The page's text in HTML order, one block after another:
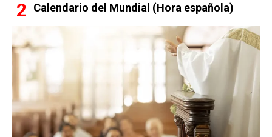
Calendario del Mundial (Hora española)